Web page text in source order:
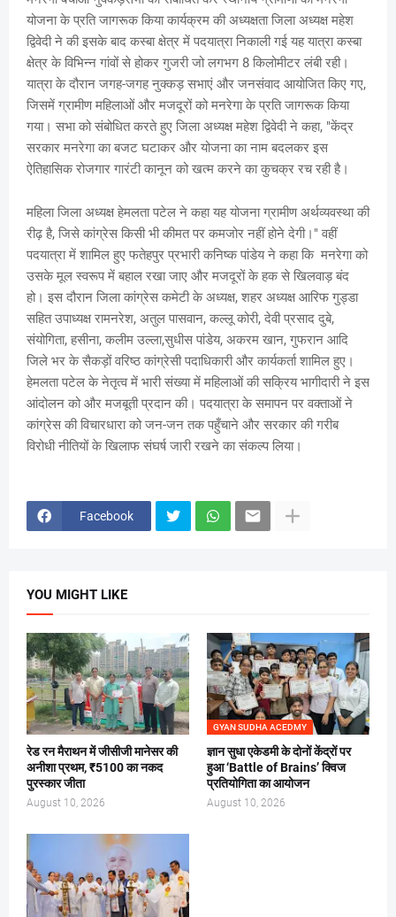
योजना के प्रति जागरूक किया कार्यक्रम की अध्यक्षता जिला अध्यक्ष महेश
द्विवेदी ने की इसके बाद कस्बा क्षेत्र में पदयात्रा निकाली गई यह यात्रा कस्बा
क्षेत्र के विभिन्न गांवों से होकर गुजरी जो लगभग 8 किलोमीटर लंबी रही।
यात्रा के दौरान जगह-जगह नुक्कड़ सभाएं और जनसंवाद आयोजित किए गए,
जिसमें ग्रामीण महिलाओं और मजदूरों को मनरेगा के प्रति जागरूक किया
गया। सभा को संबोधित करते हुए जिला अध्यक्ष महेश द्विवेदी ने कहा, "केंद्र
सरकार मनरेगा का बजट घटाकर और योजना का नाम बदलकर इस
ऐतिहासिक रोजगार गारंटी कानून को खत्म करने का कुचक्र रच रही है।
महिला जिला अध्यक्ष हेमलता पटेल ने कहा यह योजना ग्रामीण अर्थव्यवस्था की
रीढ़ है, जिसे कांग्रेस किसी भी कीमत पर कमजोर नहीं होने देगी।" वहीं
पदयात्रा में शामिल हुए फतेहपुर प्रभारी कनिष्क पांडेय ने कहा कि मनरेगा को
उसके मूल स्वरूप में बहाल रखा जाए और मजदूरों के हक से खिलवाड़ बंद
हो। इस दौरान जिला कांग्रेस कमेटी के अध्यक्ष, शहर अध्यक्ष आरिफ गुड्डा
सहित उपाध्यक्ष रामनरेश, अतुल पासवान, कल्लू कोरी, देवी प्रसाद दुबे,
संयोगिता, हसीना, कलीम उल्ला,सुधीस पांडेय, अकरम खान, गुफरान आदि
जिले भर के सैकड़ों वरिष्ठ कांग्रेसी पदाधिकारी और कार्यकर्ता शामिल हुए।
हेमलता पटेल के नेतृत्व में भारी संख्या में महिलाओं की सक्रिय भागीदारी ने इस
आंदोलन को और मजबूती प्रदान की। पदयात्रा के समापन पर वक्ताओं ने
कांग्रेस की विचारधारा को जन-जन तक पहुँचाने और सरकार की गरीब
विरोधी नीतियों के खिलाफ संघर्ष जारी रखने का संकल्प लिया।
Facebook
YOU MIGHT LIKE
रेड रन मैराथन में जीसीजी मानेसर की
अनीशा प्रथम, ₹5100 का नकद
पुरस्कार जीता
August 10, 2026
GYAN SUDHA ACEDMY
ज्ञान सुधा एकेडमी के दोनों केंद्रों पर
हुआ ‘Battle of Brains’ क्विज
प्रतियोगिता का आयोजन
August 10, 2026